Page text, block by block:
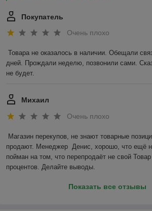
Покупатель
Очень плохо
Товара не оказалось в наличии. Обещали
дней. Прождали неделю, позвонили сами.
не будет.
Михаил
Очень плохо
Магазин перекупов, не знают товарные
продают. Менеджер  Денис, хорошо, что ещё
пойман на том, что перепродаёт не свой
процентов. Делайте выводы.
Показать все отзывы